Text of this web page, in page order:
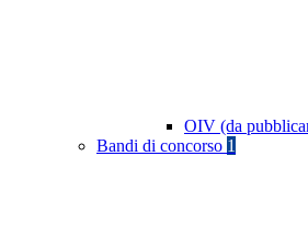
OIV (da
Bandi di concorso 1